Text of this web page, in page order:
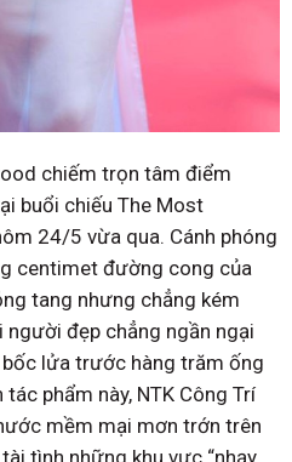
chiếm trọn tâm điểm
buổi chiếu The Most
24/5 vừa qua. Cánh phóng
centimet đường cong của
tang nhưng chẳng kém
người đẹp chẳng ngần ngại
lửa trước hàng trăm ống
phẩm này, NTK Công Trí
mềm mại mơn trớn trên